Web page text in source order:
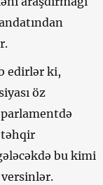
edirlər ki,
öz
parlamentdə
bu kimi